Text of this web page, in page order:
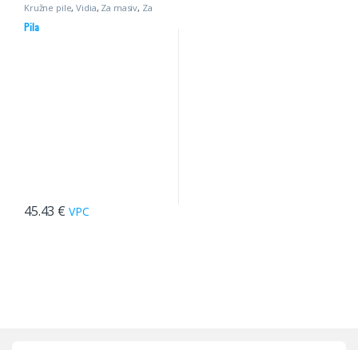
Kružne pile,Vidia, Za masiv, Za
,
Pila
45.43 € VPC